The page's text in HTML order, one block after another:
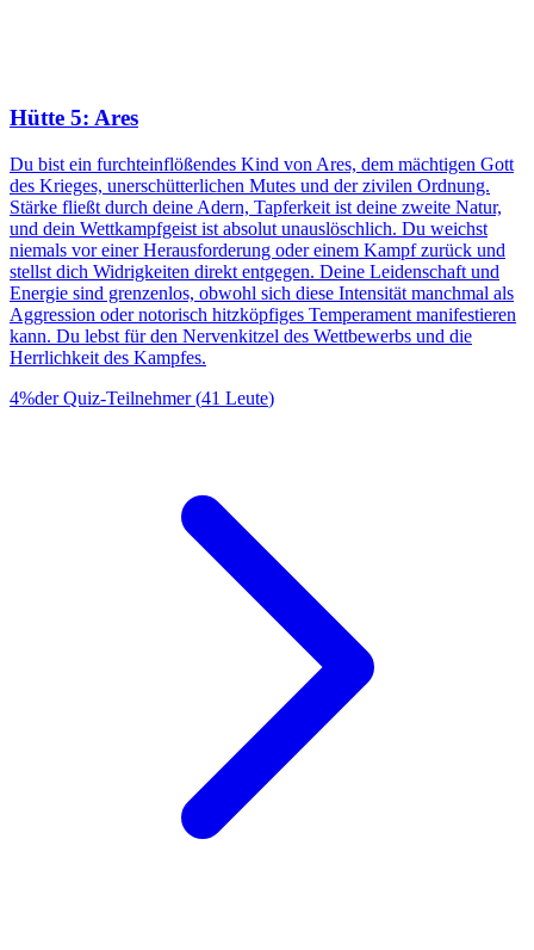
Hütte 5: Ares
Du bist ein furchteinflößendes Kind von Ares, dem mächtigen Gott
des Krieges, unerschütterlichen Mutes und der zivilen Ordnung.
Stärke fließt durch deine Adern, Tapferkeit ist deine zweite Natur,
und dein Wettkampfgeist ist absolut unauslöschlich. Du weichst
niemals vor einer Herausforderung oder einem Kampf zurück und
stellst dich Widrigkeiten direkt entgegen. Deine Leidenschaft und
Energie sind grenzenlos, obwohl sich diese Intensität manchmal als
Aggression oder notorisch hitzköpfiges Temperament manifestieren
kann. Du lebst für den Nervenkitzel des Wettbewerbs und die
Herrlichkeit des Kampfes.
4%der Quiz-Teilnehmer(41 Leute)